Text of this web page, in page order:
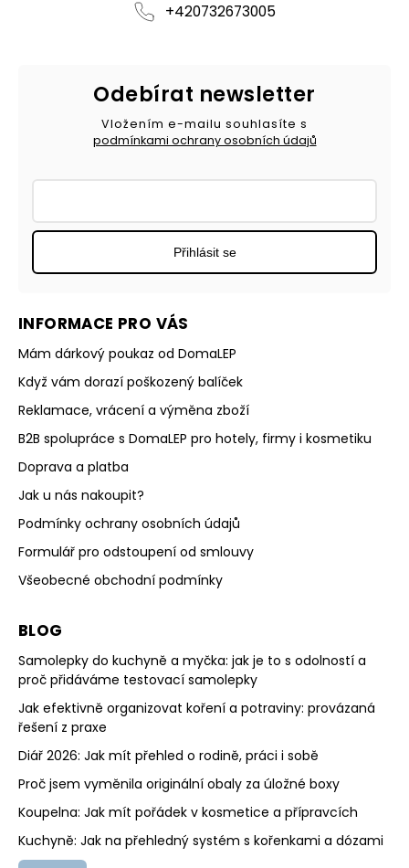
+420732673005
INFORMACE PRO VÁS
Mám dárkový poukaz od DomaLEP
Když vám dorazí poškozený balíček
Reklamace, vrácení a výměna zboží
B2B spolupráce s DomaLEP pro hotely, firmy i kosmetiku
Doprava a platba
Jak u nás nakoupit?
Podmínky ochrany osobních údajů
Formulář pro odstoupení od smlouvy
Všeobecné obchodní podmínky
BLOG
Samolepky do kuchyně a myčka: jak je to s odolností a
proč přidáváme testovací samolepky
Jak efektivně organizovat koření a potraviny: provázaná
řešení z praxe
Diář 2026: Jak mít přehled o rodině, práci i sobě
Proč jsem vyměnila originální obaly za úložné boxy
Koupelna: Jak mít pořádek v kosmetice a přípravcích
Kuchyně: Jak na přehledný systém s kořenkami a dózami
Odebírat newsletter
Vložením e-mailu souhlasíte s
podmínkami ochrany osobních údajů
Přihlásit se